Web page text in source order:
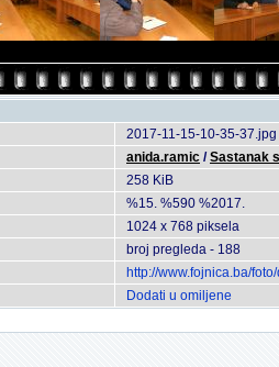
2017-11-15-10-35-37.jpg
anida.ramic /Sastanak
258 KiB
%15. %590 %2017.
1024 x 768 piksela
broj pregleda - 188
http://www.fojnica.ba/
Dodati u omiljene